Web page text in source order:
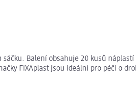
Balení obsahuje 20 kusů
FIXAplast jsou ideální pro péči o